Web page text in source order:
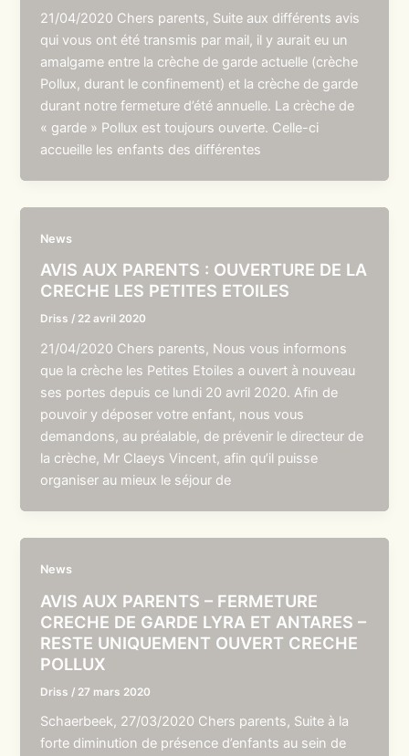
21/04/2020 Chers parents, Suite aux différents avis
qui vous ont été transmis par mail, il y aurait eu un
amalgame entre la crèche de garde actuelle (crèche
Pollux, durant le confinement) et la crèche de garde
durant notre fermeture d’été annuelle. La crèche de
« garde » Pollux est toujours ouverte. Celle-ci
accueille les enfants des différentes
News
AVIS AUX PARENTS : OUVERTURE DE LA
CRECHE LES PETITES ETOILES
Driss / 22 avril 2020
21/04/2020 Chers parents, Nous vous informons
que la crèche les Petites Etoiles a ouvert à nouveau
ses portes depuis ce lundi 20 avril 2020. Afin de
pouvoir y déposer votre enfant, nous vous
demandons, au préalable, de prévenir le directeur de
la crèche, Mr Claeys Vincent, afin qu’il puisse
organiser au mieux le séjour de
News
AVIS AUX PARENTS – FERMETURE
CRECHE DE GARDE LYRA ET ANTARES –
RESTE UNIQUEMENT OUVERT CRECHE
POLLUX
Driss / 27 mars 2020
Schaerbeek, 27/03/2020 Chers parents, Suite à la
forte diminution de présence d’enfants au sein de